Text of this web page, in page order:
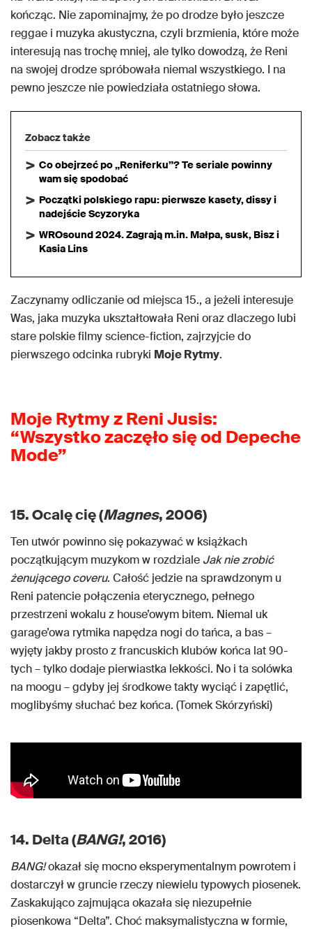
kończąc. Nie zapominajmy, że po drodze było jeszcze
reggae i muzyka akustyczna, czyli brzmienia, które może
interesują nas trochę mniej, ale tylko dowodzą, że Reni
na swojej drodze spróbowała niemal wszystkiego. I na
pewno jeszcze nie powiedziała ostatniego słowa.
Zobacz także
Co obejrzeć po „Reniferku”? Te seriale powinny
wam się spodobać
Początki polskiego rapu: pierwsze kasety, dissy i
nadejście Scyzoryka
WROsound 2024. Zagrają m.in. Małpa, susk, Bisz i
Kasia Lins
Zaczynamy odliczanie od miejsca 15., a jeżeli interesuje
Was, jaka muzyka ukształtowała Reni oraz dlaczego lubi
stare polskie filmy science-fiction, zajrzyjcie do
pierwszego odcinka rubryki Moje Rytmy.
Moje Rytmy z Reni Jusis:
“Wszystko zaczęło się od Depeche
Mode”
15. Ocalę cię (Magnes, 2006)
Ten utwór powinno się pokazywać w książkach
początkującym muzykom w rozdziale Jak nie zrobić
żenującego coveru. Całość jedzie na sprawdzonym u
Reni patencie połączenia eterycznego, pełnego
przestrzeni wokalu z house’owym bitem. Niemal uk
garage’owa rytmika napędza nogi do tańca, a bas –
wyjęty jakby prosto z francuskich klubów końca lat 90-
tych – tylko dodaje pierwiastka lekkości. No i ta solówka
na moogu – gdyby jej środkowe takty wyciąć i zapętlić,
moglibyśmy słuchać bez końca. (Tomek Skórzyński)
14. Delta (BANG!, 2016)
BANG!okazał się mocno eksperymentalnym powrotem i
dostarczył w gruncie rzeczy niewielu typowych piosenek.
Zaskakująco zajmująca okazała się niezupełnie
piosenkowa “Delta”. Choć maksymalistyczna w formie,